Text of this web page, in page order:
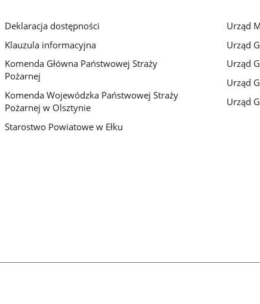
Deklaracja dostępności
Klauzula informacyjna
Komenda Główna Państwowej Straży
Pożarnej
Komenda Wojewódzka Państwowej Straży
Pożarnej w Olsztynie
Starostwo Powiatowe w Ełku
Urząd
Urząd
Urząd
Urząd
Urząd